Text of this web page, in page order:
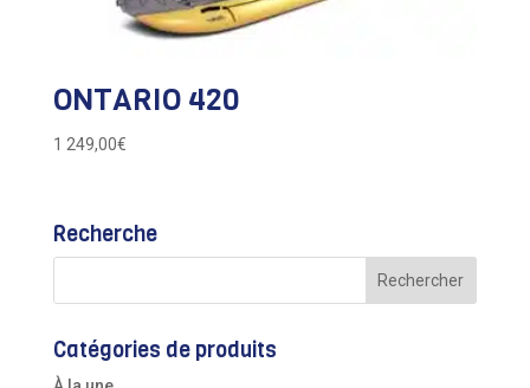
ONTARIO 420
1 249,00€
Recherche
Catégories de produits